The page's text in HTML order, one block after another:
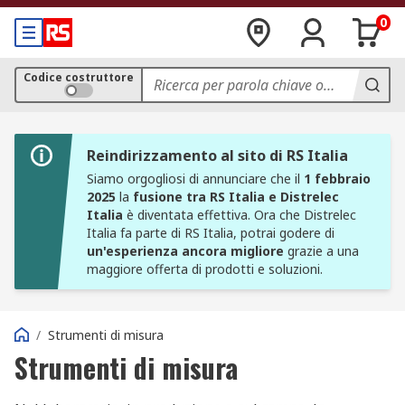
0
Codice costruttore
Reindirizzamento al sito di RS Italia
Siamo orgogliosi di annunciare che il 1 febbraio
2025 la fusione tra RS Italia e Distrelec
Italia è diventata effettiva. Ora che Distrelec
Italia fa parte di RS Italia, potrai godere di
un'esperienza ancora migliore grazie a una
maggiore offerta di prodotti e soluzioni.
/ Strumenti di misura
Strumenti di misura